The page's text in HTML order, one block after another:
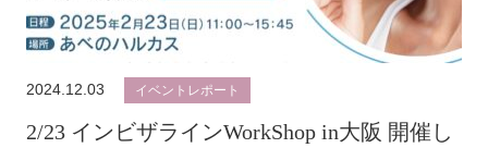
2024.12.03 イベントレポート
2/23 インビザラインWorkShop in大阪 開催し